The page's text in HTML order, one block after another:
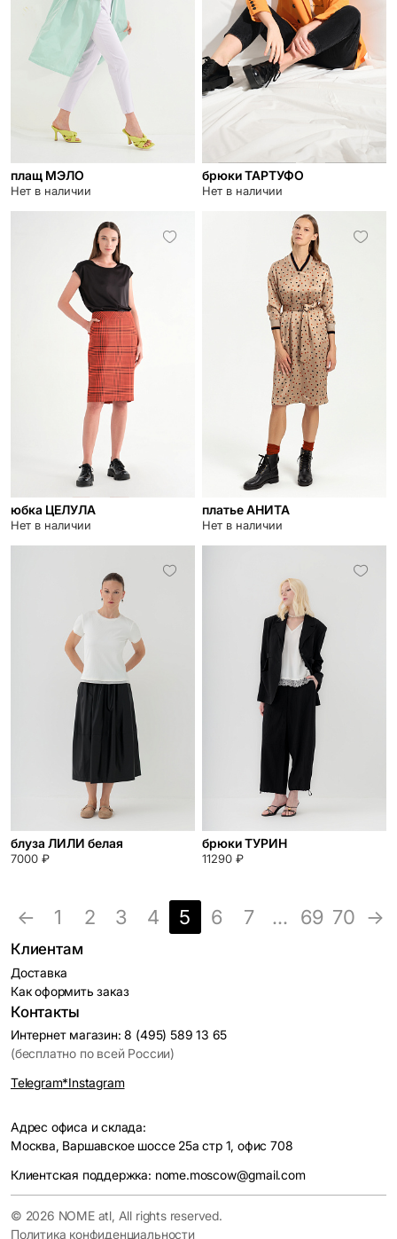
плащ МЭЛО
Нет в наличии
брюки ТАРТУФО
Нет в наличии
юбка ЦЕЛУЛА
Нет в наличии
платье АНИТА
Нет в наличии
блуза ЛИЛИ белая
7000 ₽
брюки ТУРИН
11290 ₽
← 1 2 3 4 5 6 7 ... 69 70 →
Клиентам
Доставка
Как оформить заказ
Контакты
Интернет магазин: 8 (495) 589 13 65
(бесплатно по всей России)
Telegram*Instagram
Адрес офиса и склада:
Москва, Варшавское шоссе 25а стр 1, офис 708
Клиентская поддержка: nome.moscow@gmail.com
© 2026 NOME atl, All rights reserved.
Политика конфиденциальности